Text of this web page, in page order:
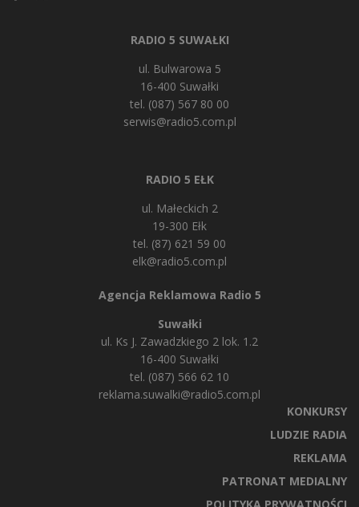
RADIO 5 SUWAŁKI
ul. Bulwarowa 5
16-400 Suwałki
tel. (087) 567 80 00
serwis@radio5.com.pl
RADIO 5 EŁK
ul. Małeckich 2
19-300 Ełk
tel. (87) 621 59 00
elk@radio5.com.pl
Agencja Reklamowa Radio 5
Suwałki
ul. Ks J. Zawadzkiego 2 lok. 1.2
16-400 Suwałki
tel. (087) 566 62 10
reklama.suwalki@radio5.com.pl
KONKURSY
LUDZIE RADIA
REKLAMA
PATRONAT MEDIALNY